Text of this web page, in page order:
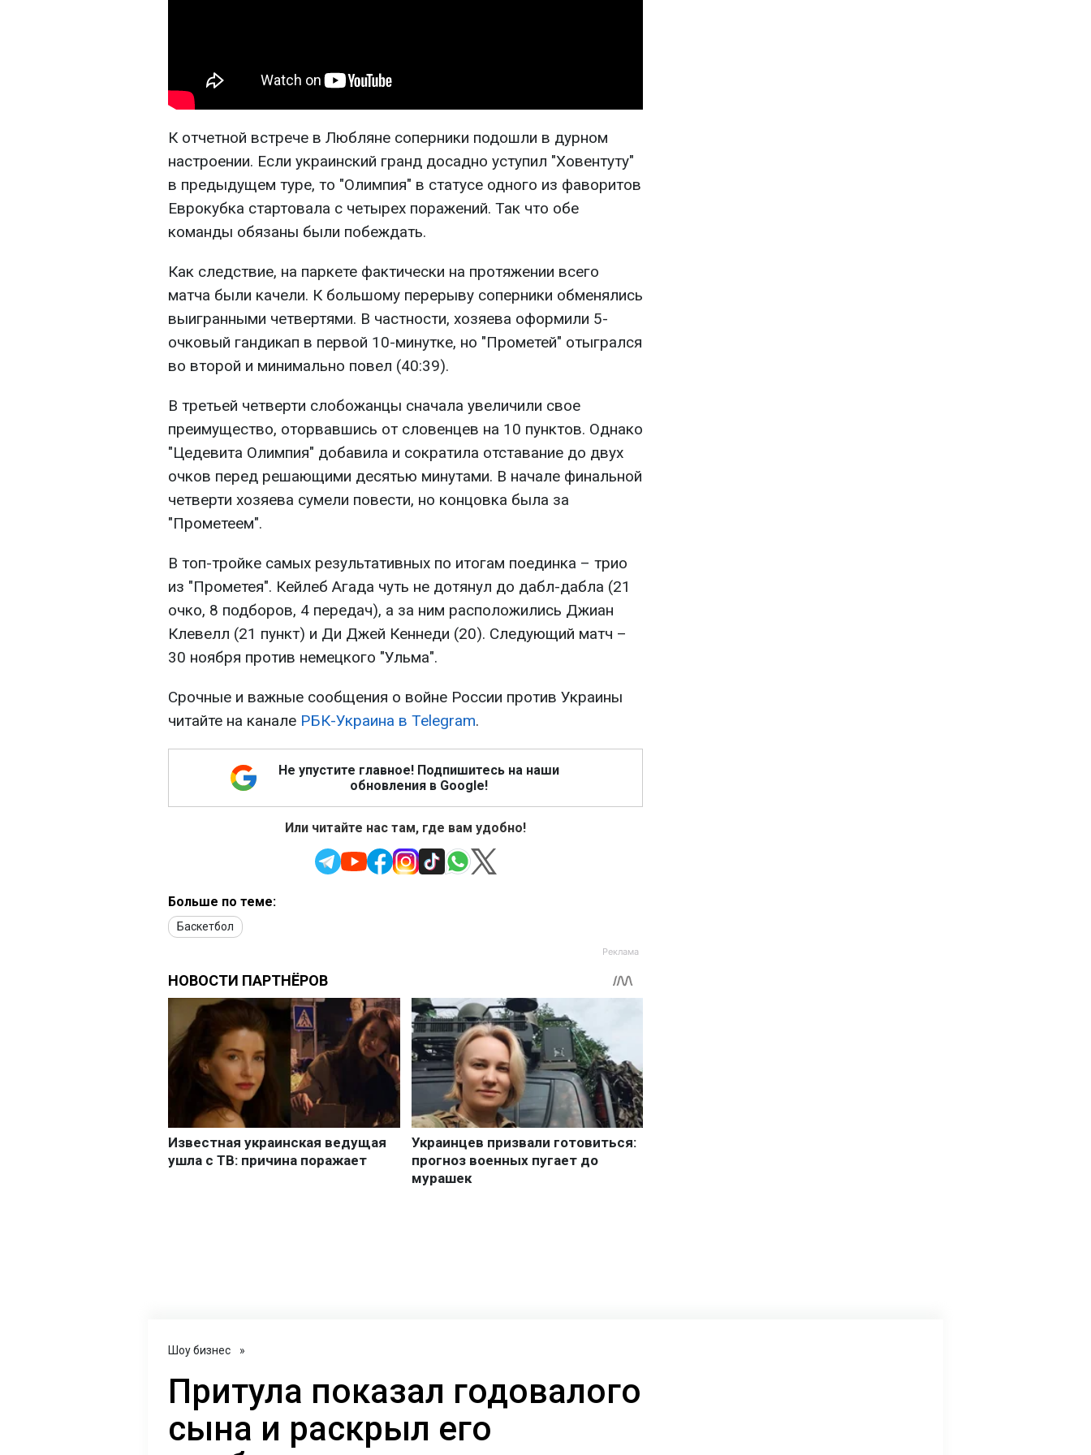
К отчетной встрече в Любляне соперники подошли в дурном
настроении. Если украинский гранд досадно уступил "Ховентуту"
в предыдущем туре, то "Олимпия" в статусе одного из фаворитов
Еврокубка стартовала с четырех поражений. Так что обе
команды обязаны были побеждать.
Как следствие, на паркете фактически на протяжении всего
матча были качели. К большому перерыву соперники обменялись
выигранными четвертями. В частности, хозяева оформили 5-
очковый гандикап в первой 10-минутке, но "Прометей" отыгрался
во второй и минимально повел (40:39).
В третьей четверти слобожанцы сначала увеличили свое
преимущество, оторвавшись от словенцев на 10 пунктов. Однако
"Цедевита Олимпия" добавила и сократила отставание до двух
очков перед решающими десятью минутами. В начале финальной
четверти хозяева сумели повести, но концовка была за
"Прометеем".
В топ-тройке самых результативных по итогам поединка – трио
из "Прометея". Кейлеб Агада чуть не дотянул до дабл-дабла (21
очко, 8 подборов, 4 передач), а за ним расположились Джиан
Клевелл (21 пункт) и Ди Джей Кеннеди (20). Следующий матч –
30 ноября против немецкого "Ульма".
Срочные и важные сообщения о войне России против Украины
читайте на канале РБК-Украина в Telegram.
Не упустите главное! Подпишитесь на наши
обновления в Google!
Или читайте нас там, где вам удобно!
Больше по теме:
Баскетбол
Шоу бизнес »
Притула показал годовалого
сына и раскрыл его